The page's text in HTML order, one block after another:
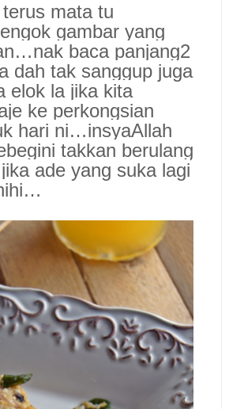
mata tu
gambar yang
baca panjang2
dah tak sanggup juga
elok la jika kita
ke perkongsian
hari ni…insyaAllah
takkan berulang
ade yang suka lagi